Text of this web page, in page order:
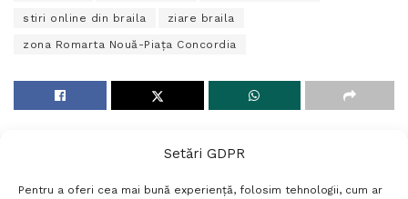
Setări GDPR
Pentru a oferi cea mai bună experiență, folosim tehnologii, cum ar
stiri online din braila ziare braila
zona Romarta Nouă-Piaţa Concordia